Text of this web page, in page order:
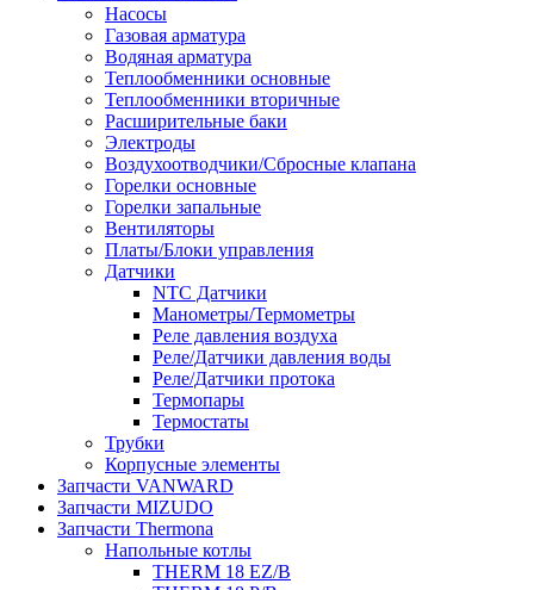
Насосы
Газовая арматура
Водяная арматура
Теплообменники основные
Теплообменники вторичные
Расширительные баки
Электроды
Воздухоотводчики/Сбросные клапана
Горелки основные
Горелки запальные
Вентиляторы
Платы/Блоки управления
Датчики
NTC Датчики
Манометры/Термометры
Реле давления воздуха
Реле/Датчики давления воды
Реле/Датчики протока
Термопары
Термостаты
Трубки
Корпусные элементы
Запчасти VANWARD
Запчасти MIZUDO
Запчасти Thermona
Напольные котлы
THERM 18 EZ/B